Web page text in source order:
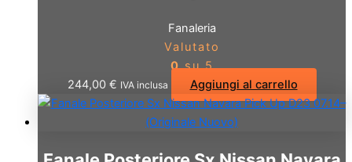
Fanaleria
Valutato
0su 5
244,00 € IVA inclusa Aggiungi al carrello